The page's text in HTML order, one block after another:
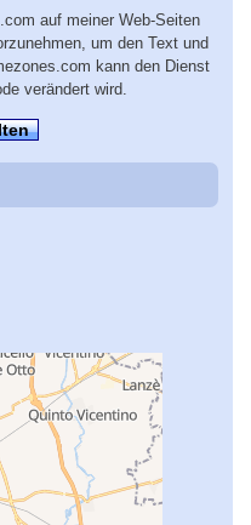
auf meiner Web-Seiten
um den Text und
kann den Dienst
verändert wird.